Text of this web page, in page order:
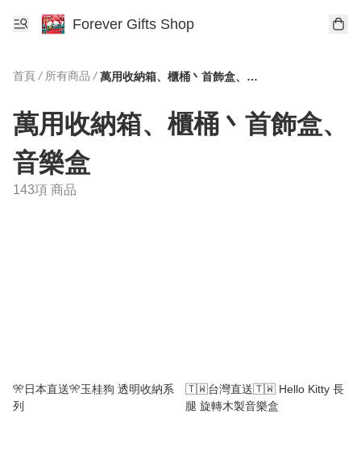
Forever Gifts Shop
首頁 / 所有商品 / 萬用收納箱、櫃桶丶首飾盒、音樂盒
萬用收納箱、櫃桶丶首飾盒、
音樂盒
143項 商品
🎌日本直送🎌玉桂狗 透明收納系
列
🇹🇼台灣直送🇹🇼 Hello Kitty 長
腿 旋轉木製音樂盒